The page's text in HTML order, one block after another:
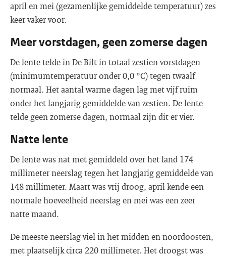
april en mei (gezamenlijke gemiddelde temperatuur) zes
keer vaker voor.
Meer vorstdagen, geen zomerse dagen
De lente telde in De Bilt in totaal zestien vorstdagen
(minimumtemperatuur onder 0,0 °C) tegen twaalf
normaal. Het aantal warme dagen lag met vijf ruim
onder het langjarig gemiddelde van zestien. De lente
telde geen zomerse dagen, normaal zijn dit er vier.
Natte lente
De lente was nat met gemiddeld over het land 174
millimeter neerslag tegen het langjarig gemiddelde van
148 millimeter. Maart was vrij droog, april kende een
normale hoeveelheid neerslag en mei was een zeer
natte maand.
De meeste neerslag viel in het midden en noordoosten,
met plaatselijk circa 220 millimeter. Het droogst was